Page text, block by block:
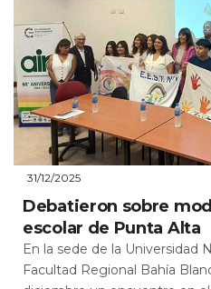
31/12/2025
Debatieron sobre
escolar de Punta Alta
En la sede de la Universidad
Facultad Regional Bahía